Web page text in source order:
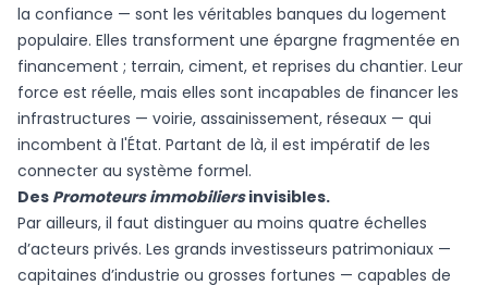
la confiance — sont les véritables banques du logement
populaire. Elles transforment une épargne fragmentée en
financement ; terrain, ciment, et reprises du chantier. Leur
force est réelle, mais elles sont incapables de financer les
infrastructures — voirie, assainissement, réseaux — qui
incombent à l'État. Partant de là, il est impératif de les
connecter au système formel.
Des Promoteurs immobiliersinvisibles.
Par ailleurs, il faut distinguer au moins quatre échelles
d’acteurs privés. Les grands investisseurs patrimoniaux —
capitaines d’industrie ou grosses fortunes — capables de